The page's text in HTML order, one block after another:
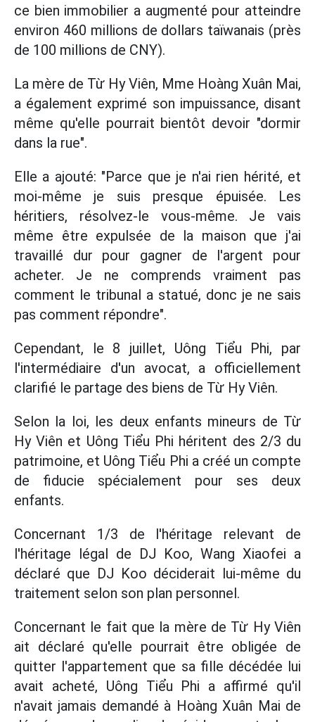
ce bien immobilier a augmenté pour atteindre
environ 460 millions de dollars taïwanais (près
de 100 millions de CNY).
La mère de Từ Hy Viên, Mme Hoàng Xuân Mai,
a également exprimé son impuissance, disant
même qu'elle pourrait bientôt devoir "dormir
dans la rue".
Elle a ajouté: "Parce que je n'ai rien hérité, et
moi-même je suis presque épuisée. Les
héritiers, résolvez-le vous-même. Je vais
même être expulsée de la maison que j'ai
travaillé dur pour gagner de l'argent pour
acheter. Je ne comprends vraiment pas
comment le tribunal a statué, donc je ne sais
pas comment répondre".
Cependant, le 8 juillet, Uông Tiểu Phi, par
l'intermédiaire d'un avocat, a officiellement
clarifié le partage des biens de Từ Hy Viên.
Selon la loi, les deux enfants mineurs de Từ
Hy Viên et Uông Tiểu Phi héritent des 2/3 du
patrimoine, et Uông Tiểu Phi a créé un compte
de fiducie spécialement pour ses deux
enfants.
Concernant 1/3 de l'héritage relevant de
l'héritage légal de DJ Koo, Wang Xiaofei a
déclaré que DJ Koo déciderait lui-même du
traitement selon son plan personnel.
Concernant le fait que la mère de Từ Hy Viên
ait déclaré qu'elle pourrait être obligée de
quitter l'appartement que sa fille décédée lui
avait acheté, Uông Tiểu Phi a affirmé qu'il
n'avait jamais demandé à Hoàng Xuân Mai de